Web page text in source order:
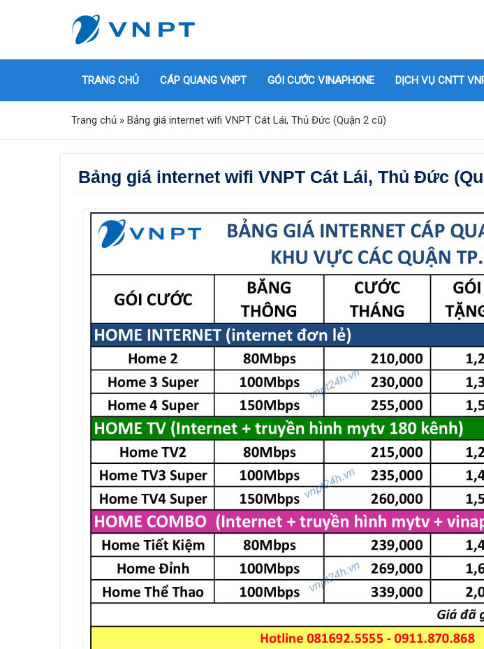
TRANG CHỦ CÁP QUANG VNPT GÓI CƯỚC VINAPHONE DỊCH VỤ CNTT
Trang chủ » Bảng giá internet wifi VNPT Cát Lái, Thủ Đức (Quận 2 cũ)
Bảng giá internet wifi VNPT Cát Lái, Thủ Đức